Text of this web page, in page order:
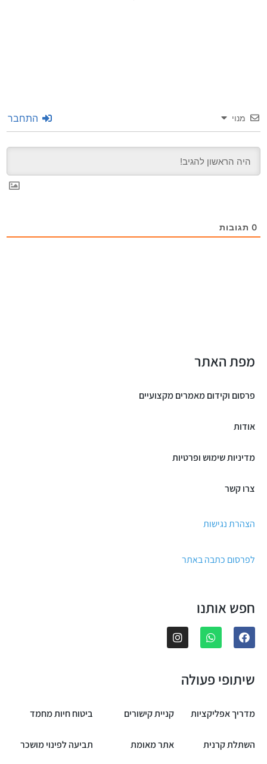
מנוי התחבר
0תגובות
מפת האתר
פרסום וקידום מאמרים מקצועיים
אודות
מדיניות שימוש ופרטיות
צרו קשר
הצהרת נגישות
לפרסום כתבה באתר
חפש אותנו
שיתופי פעולה
מדריך אפליקציות קניית קישורים ביטוח חיות מחמד
השתלת קרנית אתר מאומת תביעה לפינוי מושכר